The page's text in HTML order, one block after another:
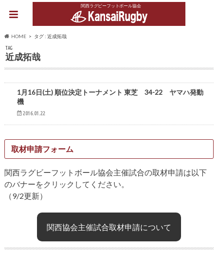
関西ラグビーフットボール協会
HOME タグ : 近成拓哉
TAG
近成拓哉
トップリーグ
1月16日(土) 順位決定トーナメント 東芝 34-22 ヤマハ発動
機
2016.01.22
取材申請フォーム
関西ラグビーフットボール協会主催試合の取材申請は以下
のバナーをクリックしてください。
（9/2更新）
関西協会主催試合取材申請について